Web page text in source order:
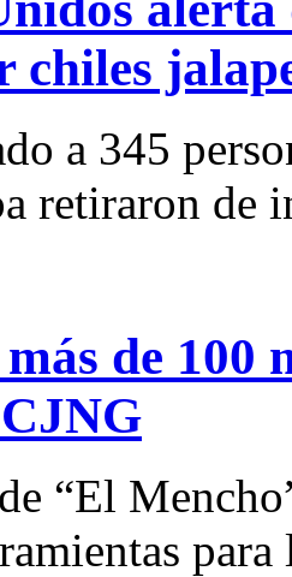
chiles
a 345
retiraron de
de 100
“El